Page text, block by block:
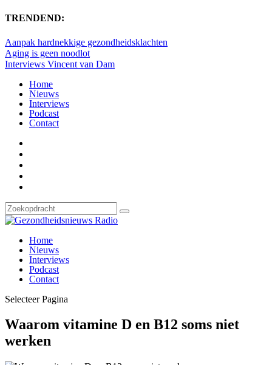
TRENDEND:
Aanpak hardnekkige gezondheidsklachten
Aging is geen noodlot
Interviews Vincent van Dam
Home
Nieuws
Interviews
Podcast
Contact
Home
Nieuws
Interviews
Podcast
Contact
Selecteer Pagina
Waarom vitamine D en B12 soms niet
werken